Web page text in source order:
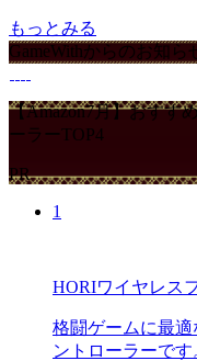
もっとみる
GameWithからのお知ら
【Amazon7月】おすす
ーラーTOP4
PR
1
HORIワイヤレス
格闘ゲームに最
ントローラーです